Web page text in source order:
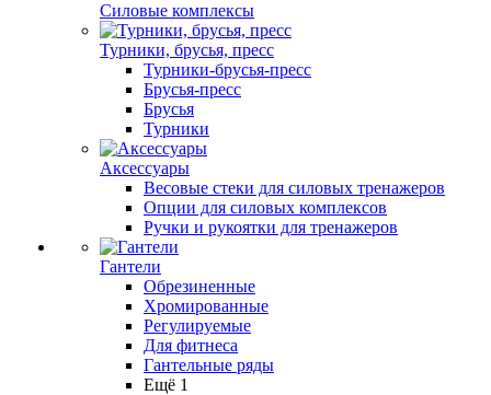
Силовые комплексы
Турники, брусья, пресс
Турники-брусья-пресс
Брусья-пресс
Брусья
Турники
Аксессуары
Весовые стеки для силовых тренажеров
Опции для силовых комплексов
Ручки и рукоятки для тренажеров
Гантели
Обрезиненные
Хромированные
Регулируемые
Для фитнеса
Гантельные ряды
Ещё 1